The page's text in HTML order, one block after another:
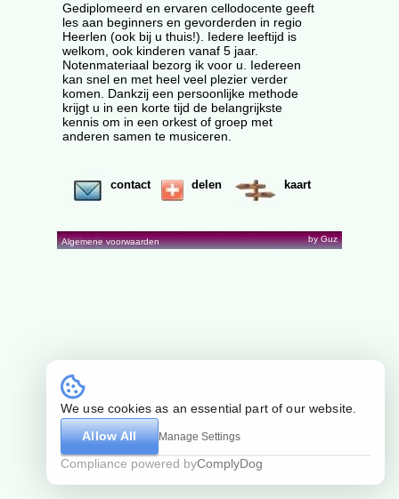
Gediplomeerd en ervaren cellodocente geeft
les aan beginners en gevorderden in regio
Heerlen (ook bij u thuis!). Iedere leeftijd is
welkom, ook kinderen vanaf 5 jaar.
Notenmateriaal bezorg ik voor u. Iedereen
kan snel en met heel veel plezier verder
komen. Dankzij een persoonlijke methode
krijgt u in een korte tijd de belangrijkste
kennis om in een orkest of groep met
anderen samen te musiceren.
contact delen kaart
Algemene voorwaarden by Guz
We use cookies as an essential part of our website.
Allow All
Manage Settings
Compliance powered byComplyDog